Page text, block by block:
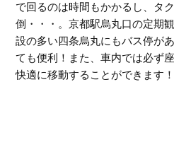
で回るのは時間もかかるし、タ
倒・・・。京都駅烏丸口の定期
設の多い四条烏丸にもバス停が
ても便利！また、車内では必ず
快適に移動することができます！